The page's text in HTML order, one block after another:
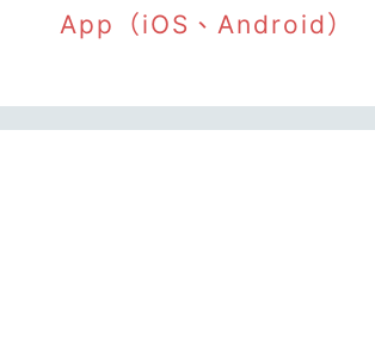
App（iOS、Android）